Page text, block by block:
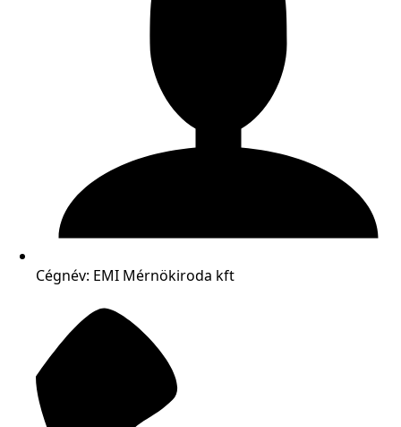
Cégnév: EMI Mérnökiroda kft